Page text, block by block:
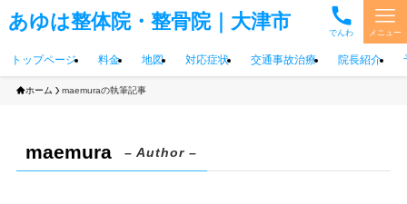
あゆは整体院・整骨院｜大津市 でんわ メニュー
トップページ 料金 地図 対応症状 交通事故治療 院長紹介
ホーム maemuraの執筆記事
maemura – Author –